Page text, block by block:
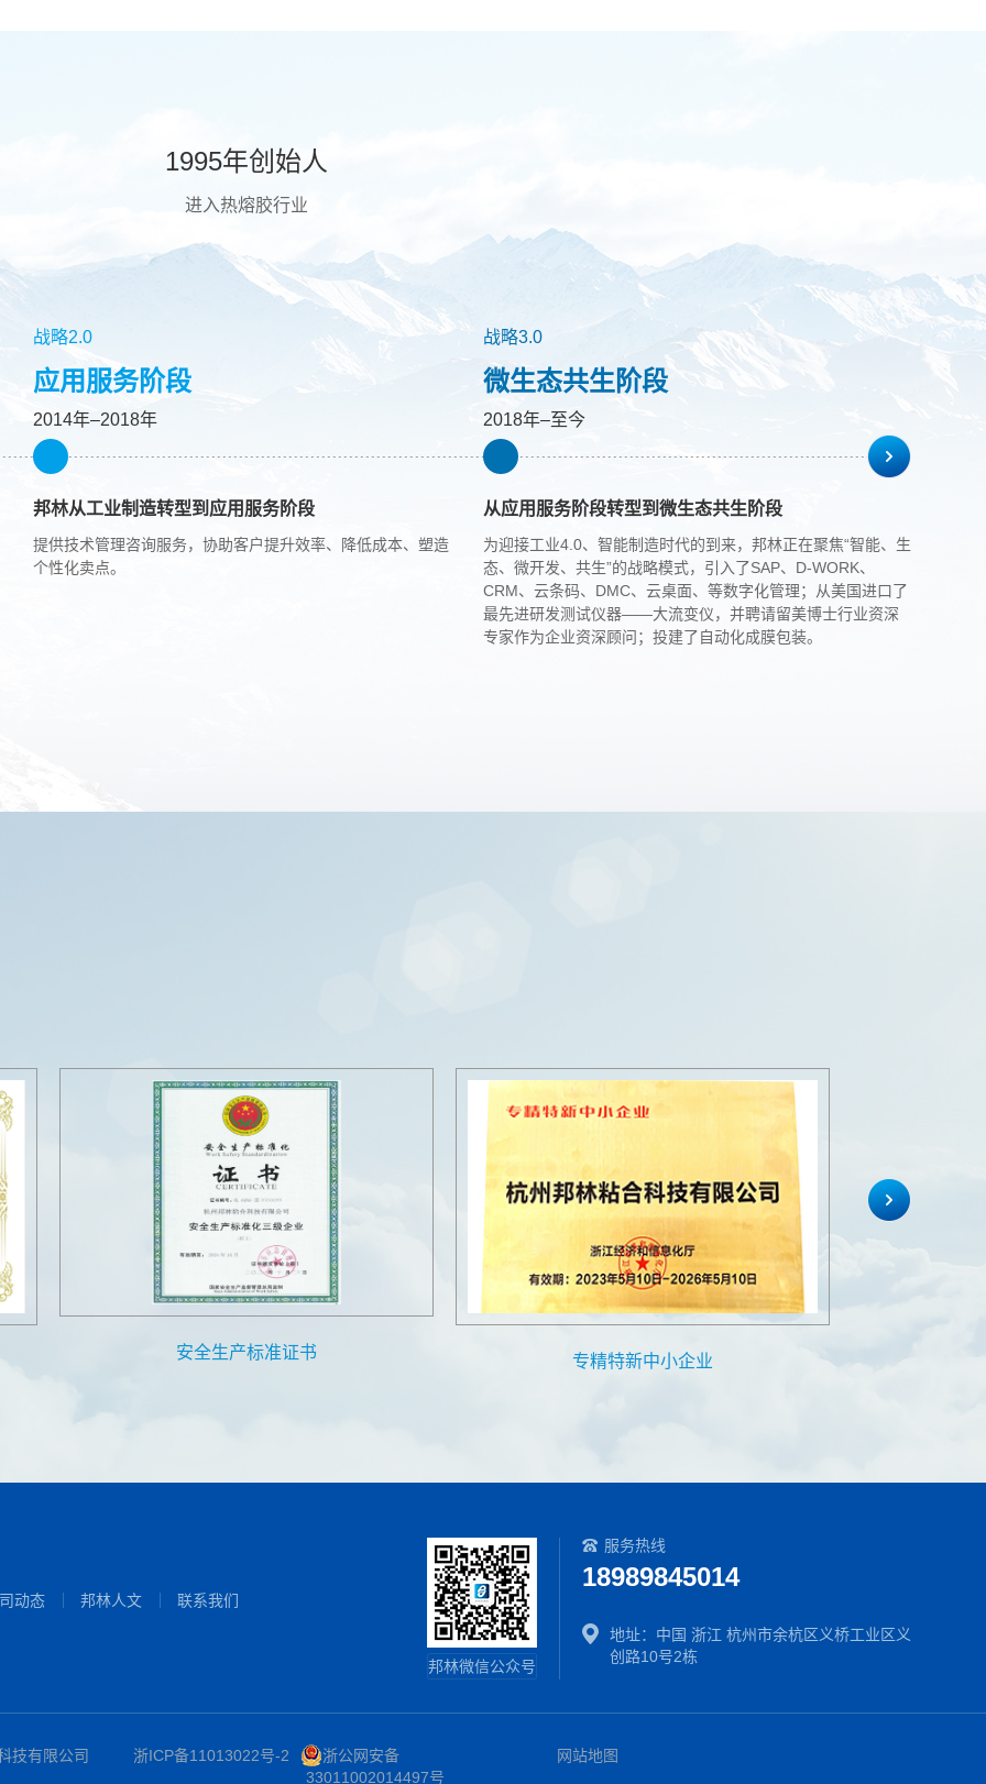
1995年创始人
进入热熔胶行业
战略2.0
应用服务阶段
2014年–2018年
邦林从工业制造转型到应用服务阶段
提供技术管理咨询服务，协助客户提升效率、降低成本、塑造
个性化卖点。
战略3.0
微生态共生阶段
2018年–至今
从应用服务阶段转型到微生态共生阶段
为迎接工业4.0、智能制造时代的到来，邦林正在聚焦“智能、生
态、微开发、共生”的战略模式，引入了SAP、D-WORK、
CRM、云条码、DMC、云桌面、等数字化管理；从美国进口了
最先进研发测试仪器——大流变仪，并聘请留美博士行业资深
专家作为企业资深顾问；投建了自动化成膜包装。
安全生产标准证书 专精特新中小企业
动态 邦林人文 联系我们
邦林微信公众号
服务热线
18989845014
地址：中国 浙江 杭州市余杭区义桥工业区义
创路10号2栋
技有限公司 浙ICP备11013022号-2
浙公网安备
33011002014497号
网站地图